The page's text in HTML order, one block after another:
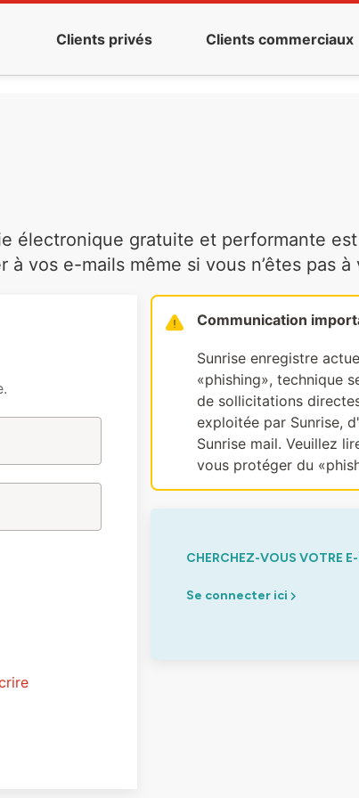
Clients privés Clients commerciaux
électronique gratuite et performante
vos e-mails même si vous n’êtes pas
Communication
Sunrise enregistre
«phishing», technique
de sollicitations
exploitée par Sunrise,
Sunrise mail. Veuillez
vous protéger du
CHERCHEZ-VOUS VOTRE
Se connecter ici